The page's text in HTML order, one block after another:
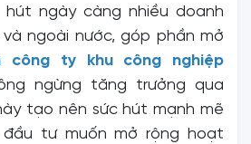
ngày càng nhiều doanh
ngoài nước, góp phần mở
công ty khu công nghiệp
ngừng tăng trưởng qua
tạo nên sức hút mạnh mẽ
tư muốn mở rộng hoạt